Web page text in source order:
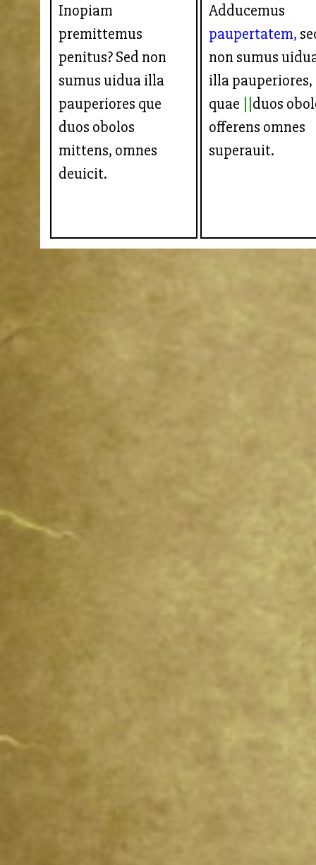
Inopiam
premittemus
penitus? Sed non
sumus uidua illa
pauperiores que
duos obolos
mittens, omnes
deuicit.
Adducemus
paupertatem,
non sumus
illa pauperiores,
quae
duos
offerens omnes
superauit.